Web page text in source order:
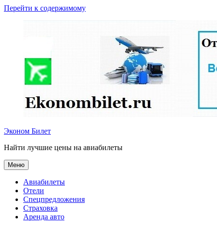
Перейти к содержимому
Эконом Билет
Найти лучшие цены на авиабилеты
Меню
Авиабилеты
Отели
Спецпредложения
Страховка
Аренда авто